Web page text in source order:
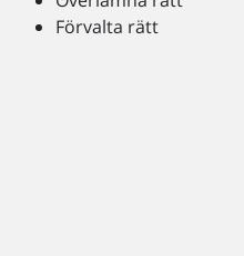
Förvalta rätt